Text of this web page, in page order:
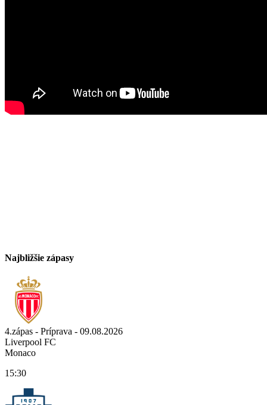
Najbližšie zápasy
4.zápas - Príprava - 09.08.2026
Liverpool FC
Monaco
15:30